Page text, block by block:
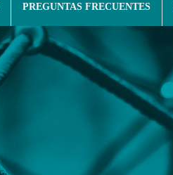
PREGUNTAS FRECUENTES